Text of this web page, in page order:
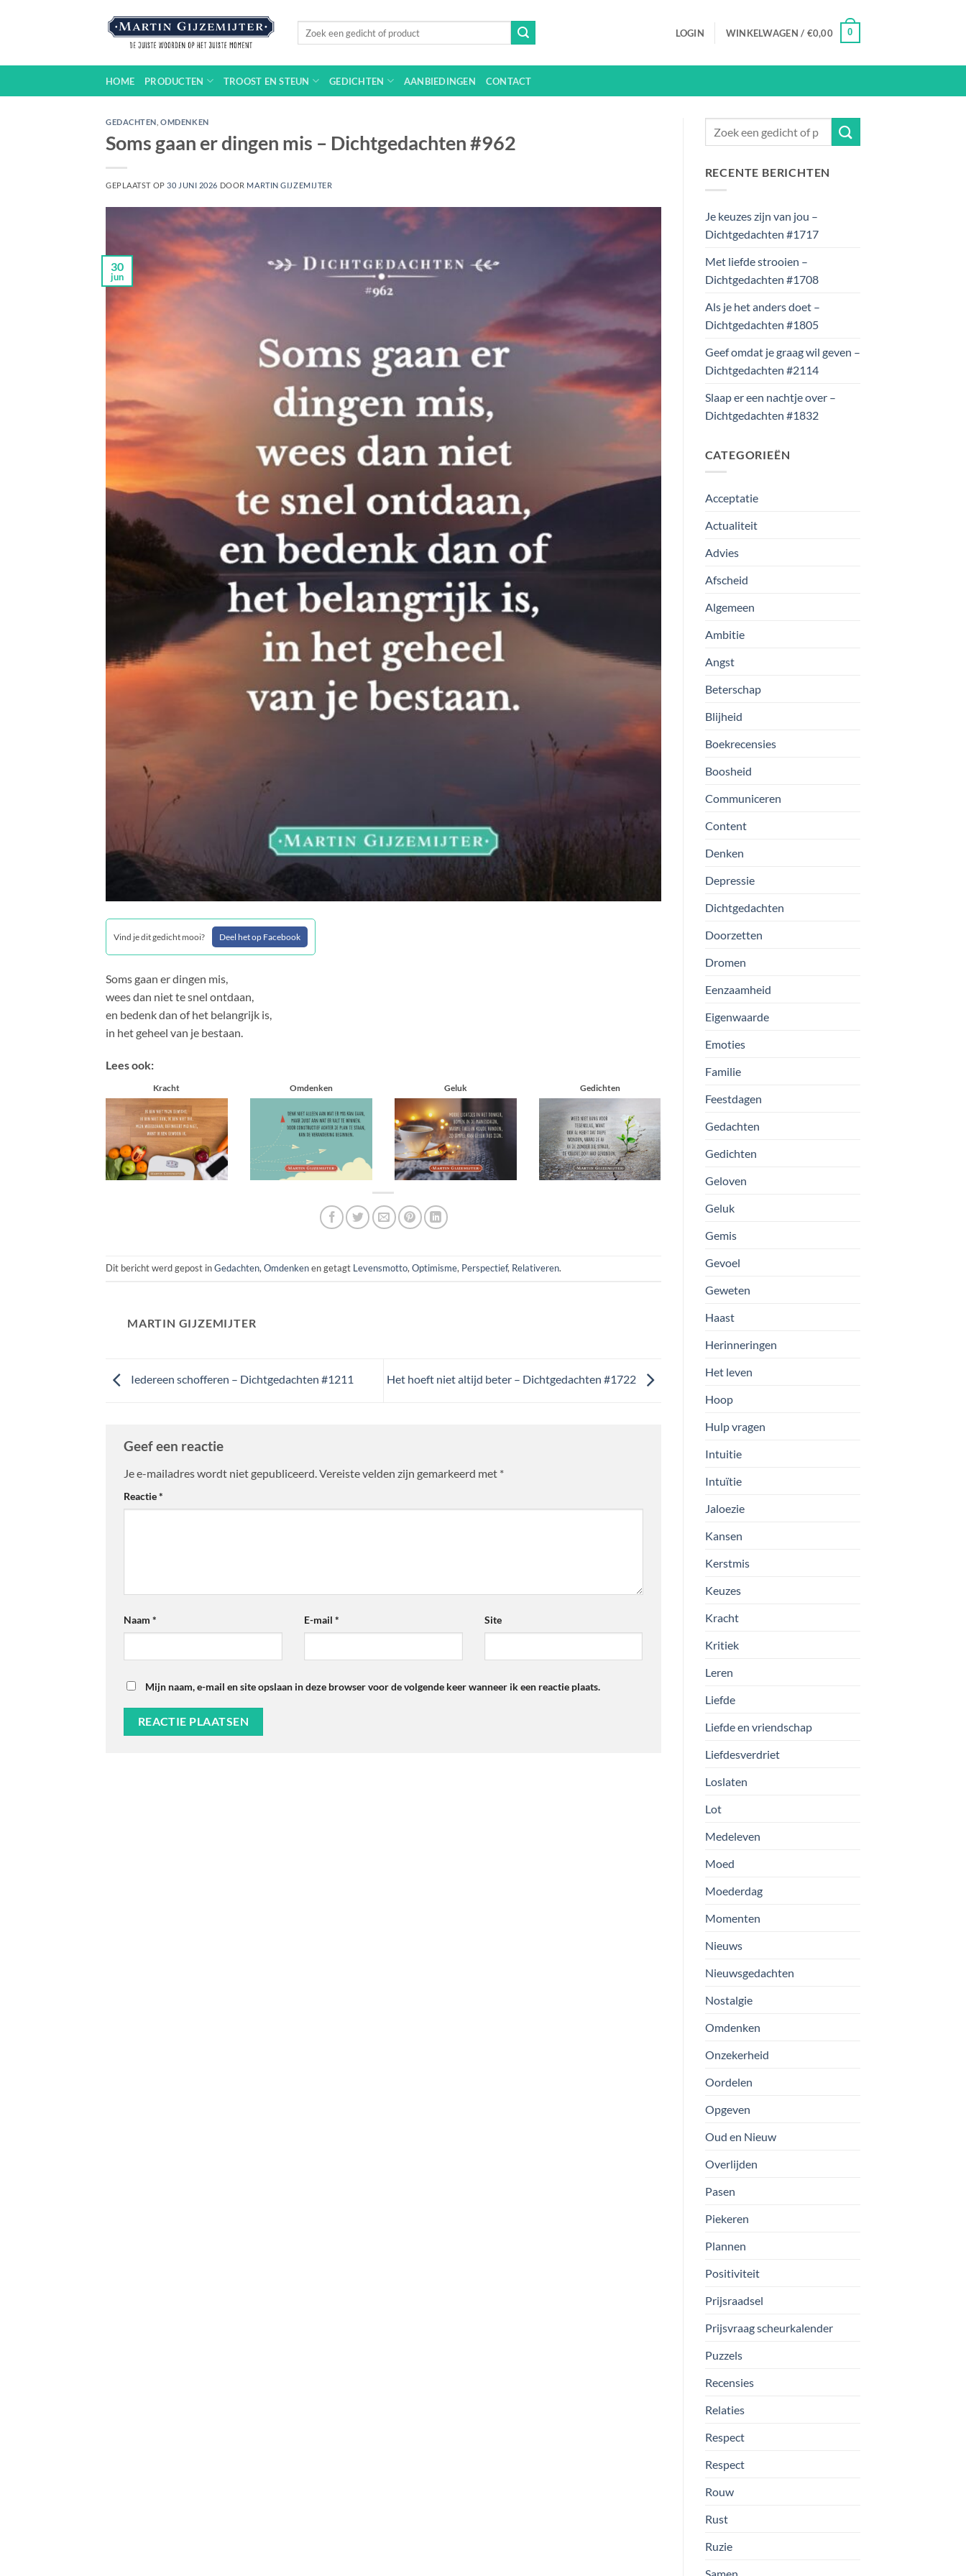
LOGIN WINKELWAGEN / €0,00 0
HOME PRODUCTEN TROOST EN STEUN GEDICHTEN AANBIEDINGEN CONTACT
GEDACHTEN ,OMDENKEN
Soms gaan er dingen mis – Dichtgedachten #962
GEPLAATST OP 30 JUNI 2026 DOOR MARTIN GIJZEMIJTER
30
jun
Vind je dit gedicht mooi? Deel het op Facebook
Soms gaan er dingen mis,
wees dan niet te snel ontdaan,
en bedenk dan of het belangrijk is,
in het geheel van je bestaan.
Lees ook:
Kracht Omdenken Geluk Gedichten
Dit bericht werd gepost inGedachten, Omdenkenen getagt Levensmotto, Optimisme, Perspectief, Relativeren.
MARTIN GIJZEMIJTER
Iedereen schofferen – Dichtgedachten #1211 Het hoeft niet altijd beter – Dichtgedachten #1722
Geef een reactie
Je e-mailadres wordt niet gepubliceerd. Vereiste velden zijn gemarkeerd met *
Reactie*
Naam * E-mail * Site
Mijn naam, e-mail en site opslaan in deze browser voor de volgende keer wanneer ik een reactie plaats.
RECENTE BERICHTEN
Je keuzes zijn van jou –
Dichtgedachten #1717
Met liefde strooien –
Dichtgedachten #1708
Als je het anders doet –
Dichtgedachten #1805
Geef omdat je graag wil geven –
Dichtgedachten #2114
Slaap er een nachtje over –
Dichtgedachten #1832
CATEGORIEËN
Acceptatie
Actualiteit
Advies
Afscheid
Algemeen
Ambitie
Angst
Beterschap
Blijheid
Boekrecensies
Boosheid
Communiceren
Content
Denken
Depressie
Dichtgedachten
Doorzetten
Dromen
Eenzaamheid
Eigenwaarde
Emoties
Familie
Feestdagen
Gedachten
Gedichten
Geloven
Geluk
Gemis
Gevoel
Geweten
Haast
Herinneringen
Het leven
Hoop
Hulp vragen
Intuitie
Intuïtie
Jaloezie
Kansen
Kerstmis
Keuzes
Kracht
Kritiek
Leren
Liefde
Liefde en vriendschap
Liefdesverdriet
Loslaten
Lot
Medeleven
Moed
Moederdag
Momenten
Nieuws
Nieuwsgedachten
Nostalgie
Omdenken
Onzekerheid
Oordelen
Opgeven
Oud en Nieuw
Overlijden
Pasen
Piekeren
Plannen
Positiviteit
Prijsraadsel
Prijsvraag scheurkalender
Puzzels
Recensies
Relaties
Respect
Respect
Rouw
Rust
Ruzie